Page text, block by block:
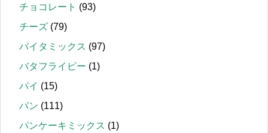
チョコレート (93)
チーズ (79)
バイタミックス (97)
バタフライピー (1)
パイ (15)
パン (111)
パンケーキミックス (1)